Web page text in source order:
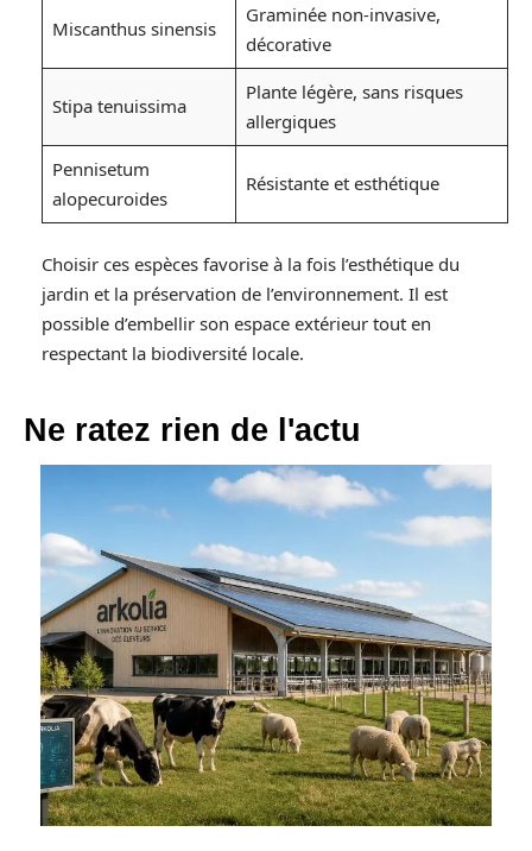
Miscanthus sinensis
Graminée non-invasive,
décorative
Stipa tenuissima
Plante légère, sans risques
allergiques
Pennisetum
alopecuroides
Résistante et esthétique
Choisir ces espèces favorise à la fois l’esthétique du
jardin et la préservation de l’environnement. Il est
possible d’embellir son espace extérieur tout en
respectant la biodiversité locale.
Ne ratez rien de l'actu